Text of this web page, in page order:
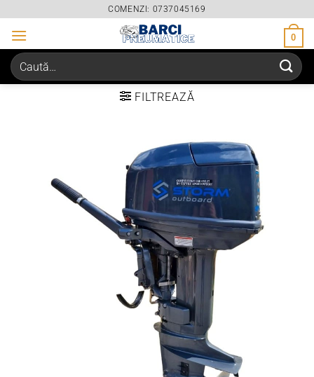
content
COMENZI: 0737045169
0
Caută
după:
FILTREAZĂ